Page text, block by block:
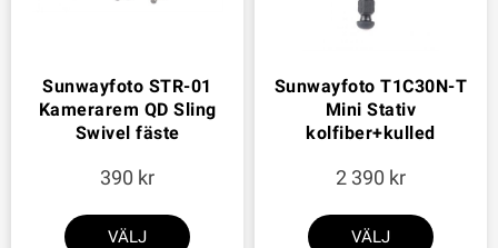
Sunwayfoto STR-01
Kamerarem QD Sling
Swivel fäste
390
VÄLJ
Sunwayfoto T1C30N-T
Mini Stativ
kolfiber+kulled
2 390
VÄLJ